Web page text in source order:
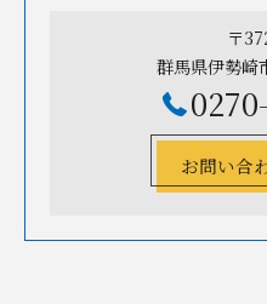
〒
群馬県伊勢崎
お問い合